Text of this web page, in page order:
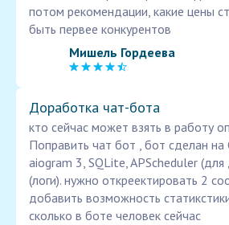
потом рекомендации, какие цены
быть первее конкурентов
Мишель Гордеева
Доработка чат-бота
кто сейчас может взять в работу
Поправить чат бот , бот сделан
aiogram 3, SQLite, APScheduler
(логи). нужно откреектировать 2
добавить возможность
сколько в боте человек сейчас